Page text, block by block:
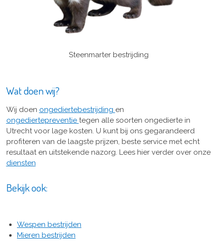
Steenmarter bestrijding
Wat doen wij?
Wij doen ongediertebestrijding en
ongediertepreventie tegen alle soorten ongedierte in
Utrecht voor lage kosten. U kunt bij ons gegarandeerd
profiteren van de laagste prijzen, beste service met echt
resultaat en uitstekende nazorg. Lees hier verder over onze
diensten
Bekijk ook:
Wespen bestrijden
Mieren bestrijden